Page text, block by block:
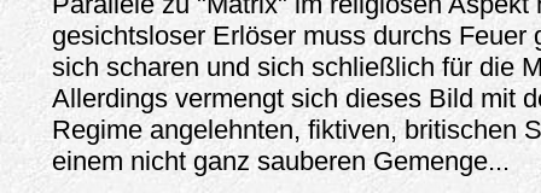
gesichtsloser Erlöser muss durchs Feuer
sich scharen und sich schließlich für die
Allerdings vermengt sich dieses Bild mit
Regime angelehnten, fiktiven, britischen
einem nicht ganz sauberen Gemenge...